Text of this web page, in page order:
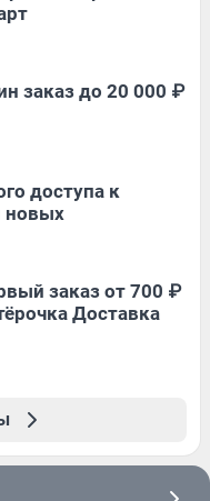
заказ до 20 000 ₽
доступа к
новых
заказ от 700 ₽
Доставка